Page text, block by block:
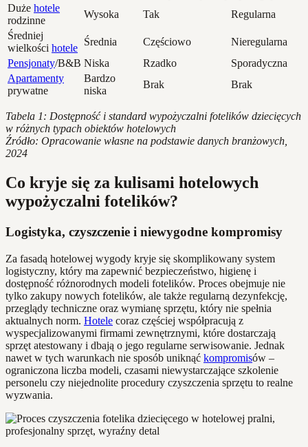
Duże hotele
rodzinne
Wysoka Tak
Regularna
Średniej
wielkości hotele
Średnia Częściowo
Nieregularna
Pensjonaty/B&B Niska Rzadko
Sporadyczna
Apartamenty
prywatne
Bardzo
niska
Brak Brak
Tabela 1: Dostępność i standard wypożyczalni fotelików dziecięcych
w różnych typach obiektów hotelowych
Źródło: Opracowanie własne na podstawie danych branżowych,
2024
Co kryje się za kulisami hotelowych
wypożyczalni fotelików?
Logistyka, czyszczenie i niewygodne kompromisy
Za fasadą hotelowej wygody kryje się skomplikowany system
logistyczny, który ma zapewnić bezpieczeństwo, higienę i
dostępność różnorodnych modeli fotelików. Proces obejmuje nie
tylko zakupy nowych fotelików, ale także regularną dezynfekcję,
przeglądy techniczne oraz wymianę sprzętu, który nie spełnia
aktualnych norm. Hotele coraz częściej współpracują z
wyspecjalizowanymi firmami zewnętrznymi, które dostarczają
sprzęt atestowany i dbają o jego regularne serwisowanie. Jednak
nawet w tych warunkach nie sposób uniknąć kompromisów –
ograniczona liczba modeli, czasami niewystarczające szkolenie
personelu czy niejednolite procedury czyszczenia sprzętu to realne
wyzwania.